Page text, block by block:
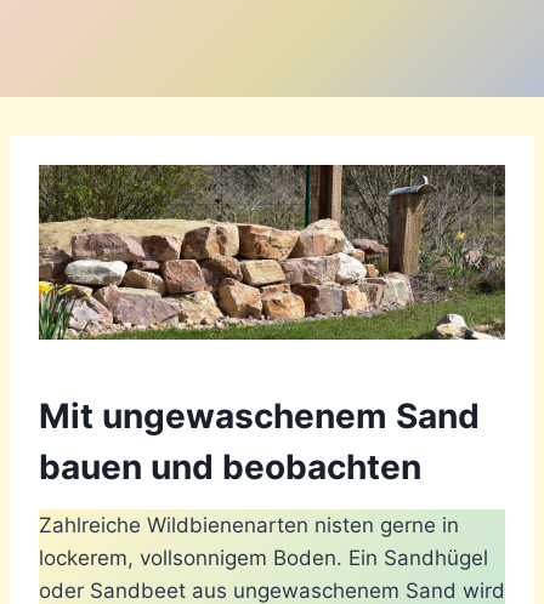
Mit ungewaschenem Sand
bauen und beobachten
Zahlreiche Wildbienenarten nisten gerne in
lockerem, vollsonnigem Boden. Ein Sandhügel
oder Sandbeet aus ungewaschenem Sand wird